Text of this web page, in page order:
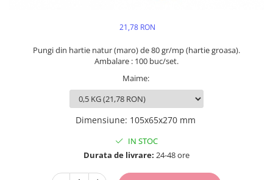
21,78 RON
Pungi din hartie natur (maro) de 80 gr/mp (hartie groasa).
Ambalare : 100 buc/set.
Maime:
Dimensiune: 105x65x270 mm
IN STOC
Durata de livrare: 24-48 ore